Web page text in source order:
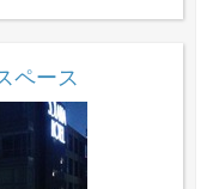
ペース